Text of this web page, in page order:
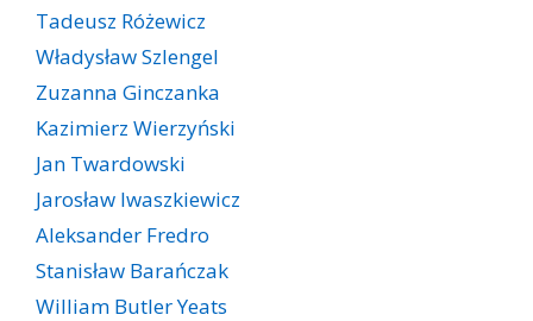
Tadeusz Różewicz
Władysław Szlengel
Zuzanna Ginczanka
Kazimierz Wierzyński
Jan Twardowski
Jarosław Iwaszkiewicz
Aleksander Fredro
Stanisław Barańczak
William Butler Yeats